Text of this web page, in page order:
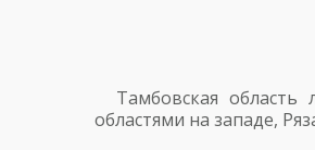
Тамбовская
областями на западе,